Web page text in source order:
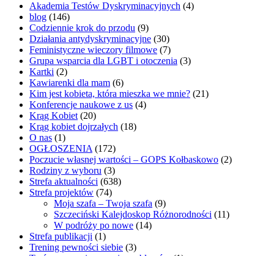
Akademia Testów Dyskryminacyjnych (4)
blog (146)
Codziennie krok do przodu (9)
Działania antydyskryminacyjne (30)
Feministyczne wieczory filmowe (7)
Grupa wsparcia dla LGBT i otoczenia (3)
Kartki (2)
Kawiarenki dla mam (6)
Kim jest kobieta, która mieszka we mnie? (21)
Konferencje naukowe z us (4)
Krąg Kobiet(20)
Krąg kobiet dojrzałych (18)
O nas (1)
OGŁOSZENIA(172)
Poczucie własnej wartości – GOPS Kołbaskowo (2)
Rodziny z wyboru (3)
Strefa aktualności (638)
Strefa projektów (74)
Moja szafa – Twoja szafa (9)
Szczeciński Kalejdoskop Różnorodności (11)
W podróży po nowe (14)
Strefa publikacji (1)
Trening pewności siebie (3)